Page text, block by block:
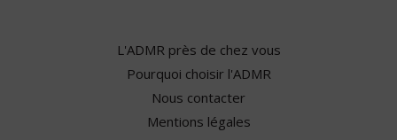
L'ADMR près de chez vous
Pourquoi choisir l'ADMR
Nous contacter
Mentions légales